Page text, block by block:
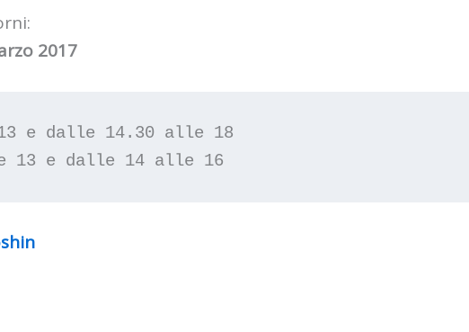
2017
e dalle 14.30 alle 18
13 e dalle 14 alle 16